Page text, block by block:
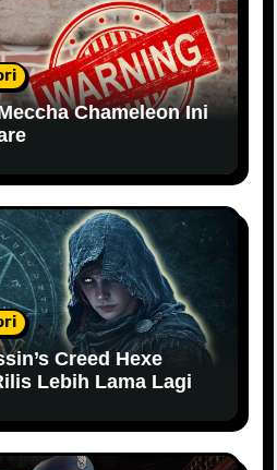
Chameleon Ini
Creed Hexe
Lebih Lama Lagi